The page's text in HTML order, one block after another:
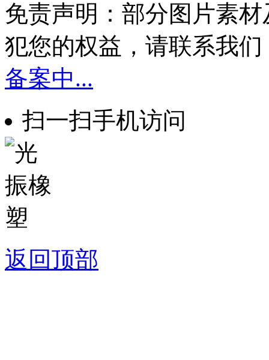
免责声明：部分图片素
犯您的权益，请联系我
备案中...
扫一扫手机访问
返回顶部